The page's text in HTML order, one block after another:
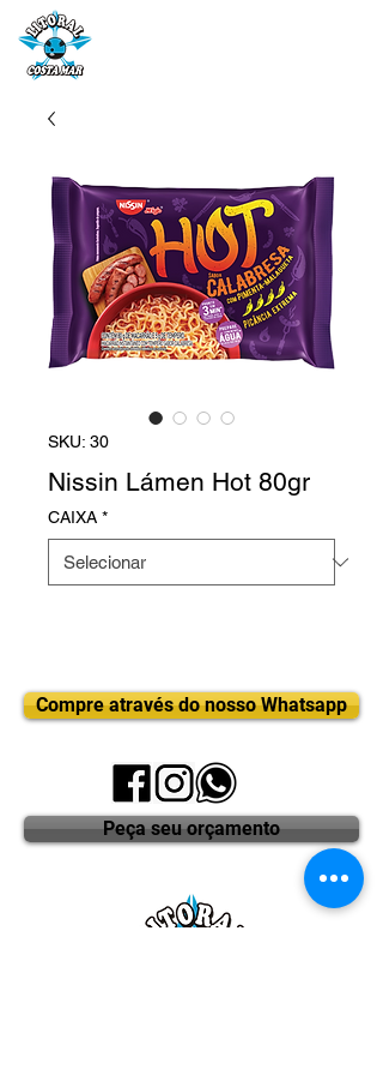
SKU: 30
Nissin Lámen Hot 80gr
CAIXA *
Compre através do nosso Whatsapp
Peça seu orçamento